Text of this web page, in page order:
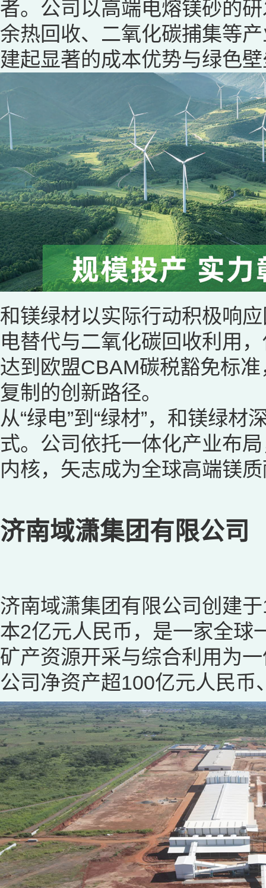
者。公司以高端电熔镁砂的
余热回收、二氧化碳捕集等
建起显著的成本优势与绿色
和镁绿材以实际行动积极响
电替代与二氧化碳回收利用
达到欧盟CBAM碳税豁免标
复制的创新路径。
从“绿电”到“绿材”，和镁绿
式。公司依托一体化产业布
内核，矢志成为全球高端镁
济南域潇集团有限公司
济南域潇集团有限公司创建
本2亿元人民币，是一家全球
矿产资源开采与综合利用为
公司净资产超100亿元人民